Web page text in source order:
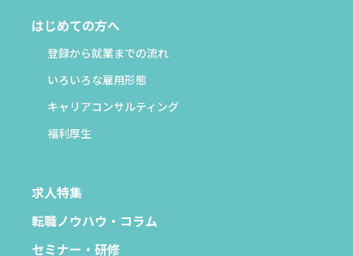
はじめての方へ
登録から就業までの流れ
いろいろな雇用形態
キャリアコンサルティング
福利厚生
求人特集
転職ノウハウ・コラム
セミナー・研修